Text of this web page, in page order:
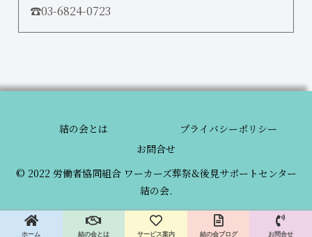
☎03-6824-0723
結の会とは
プライバシーポリシー
お問合せ
© 2022 労働者協同組合 ワーカーズ葬祭&後見サポートセンター
結の会.
ホーム 結の会とは サービス案内 結の会ブログ お問合せ